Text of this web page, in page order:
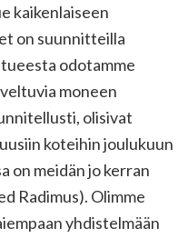
kaikenlaiseen
on suunnitteilla
odotamme
moneen
olisivat
koteihin joulukuun
on meidän jo kerran
Radimus). Olimme
yhdistelmään